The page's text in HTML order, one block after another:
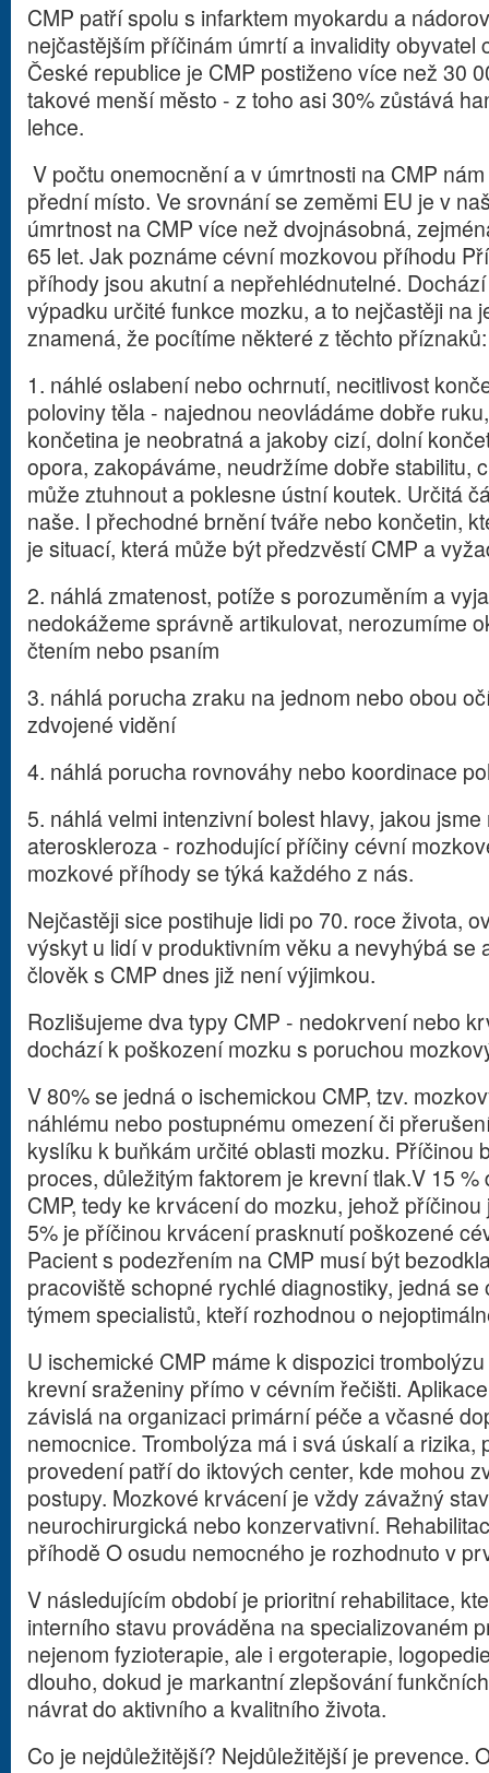
CMP patří spolu s infarktem myokardu a
nejčastějším příčinám úmrtí a invalidity obyvatel
České republice je CMP postiženo více než 30
takové menší město - z toho asi 30% zůstává
lehce.
V počtu onemocnění a v úmrtnosti na CMP
přední místo. Ve srovnání se zeměmi EU je v
úmrtnost na CMP více než dvojnásobná,
65 let. Jak poznáme cévní mozkovou příhodu
příhody jsou akutní a nepřehlédnutelné.
výpadku určité funkce mozku, a to nejčastěji na
znamená, že pocítíme některé z těchto příznaků:
1. náhlé oslabení nebo ochrnutí, necitlivost
poloviny těla - najednou neovládáme dobře
končetina je neobratná a jakoby cizí, dolní
opora, zakopáváme, neudržíme dobře stabilitu,
může ztuhnout a poklesne ústní koutek. Určitá
naše. I přechodné brnění tváře nebo končetin,
je situací, která může být předzvěstí CMP a
2. náhlá zmatenost, potíže s porozuměním a
nedokážeme správně artikulovat, nerozumíme
čtením nebo psaním
3. náhlá porucha zraku na jednom nebo obou
zdvojené vidění
4. náhlá porucha rovnováhy nebo koordinace
5. náhlá velmi intenzivní bolest hlavy, jakou
ateroskleroza - rozhodující příčiny cévní
mozkové příhody se týká každého z nás.
Nejčastěji sice postihuje lidi po 70. roce života,
výskyt u lidí v produktivním věku a nevyhýbá se
člověk s CMP dnes již není výjimkou.
Rozlišujeme dva typy CMP - nedokrvení nebo
dochází k poškození mozku s poruchou
V 80% se jedná o ischemickou CMP, tzv.
náhlému nebo postupnému omezení či
kyslíku k buňkám určité oblasti mozku. Příčinou
proces, důležitým faktorem je krevní tlak.V 15
CMP, tedy ke krvácení do mozku, jehož
5% je příčinou krvácení prasknutí poškozené
Pacient s podezřením na CMP musí být
pracoviště schopné rychlé diagnostiky, jedná se
týmem specialistů, kteří rozhodnou o
U ischemické CMP máme k dispozici
krevní sraženiny přímo v cévním řečišti.
závislá na organizaci primární péče a včasné
nemocnice. Trombolýza má i svá úskalí a rizika,
provedení patří do iktových center, kde mohou
postupy. Mozkové krvácení je vždy závažný
neurochirurgická nebo konzervativní.
příhodě O osudu nemocného je rozhodnuto v
V následujícím období je prioritní rehabilitace,
interního stavu prováděna na specializovaném
nejenom fyzioterapie, ale i ergoterapie,
dlouho, dokud je markantní zlepšování
návrat do aktivního a kvalitního života.
Co je nejdůležitější? Nejdůležitější je prevence.